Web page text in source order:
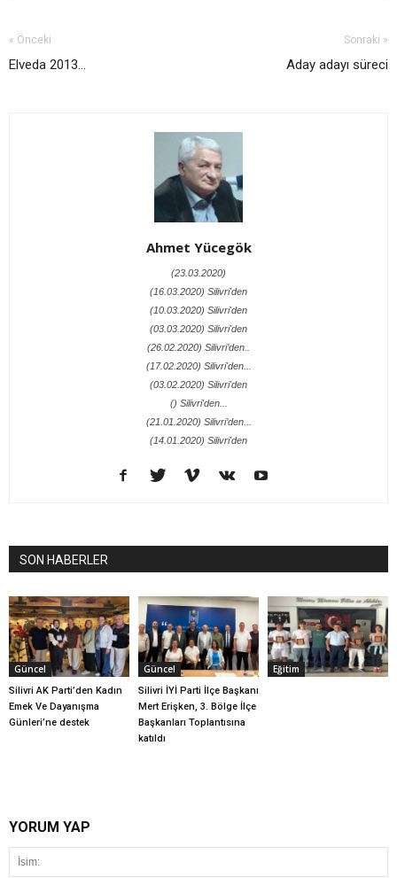
« Önceki
Elveda 2013…
Sonraki »
Aday adayı süreci
Ahmet Yücegök
(23.03.2020)
(16.03.2020) Silivri'den
(10.03.2020) Silivri'den
(03.03.2020) Silivri'den
(26.02.2020) Silivri’den..
(17.02.2020) Silivri'den...
(03.02.2020) Silivri'den
() Silivri'den...
(21.01.2020) Silivri’den...
(14.01.2020) Silivri'den
SON HABERLER
Güncel
Silivri AK Parti’den Kadın
Emek Ve Dayanışma
Günleri’ne destek
Güncel
Silivri İYİ Parti İlçe Başkanı
Mert Erişken, 3. Bölge İlçe
Başkanları Toplantısına
katıldı
Eğitim
YORUM YAP